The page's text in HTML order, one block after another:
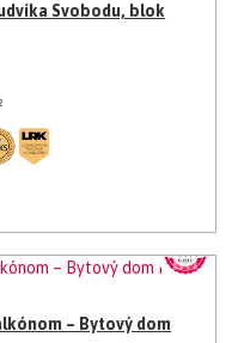
Svobodu, blok
– Bytový dom